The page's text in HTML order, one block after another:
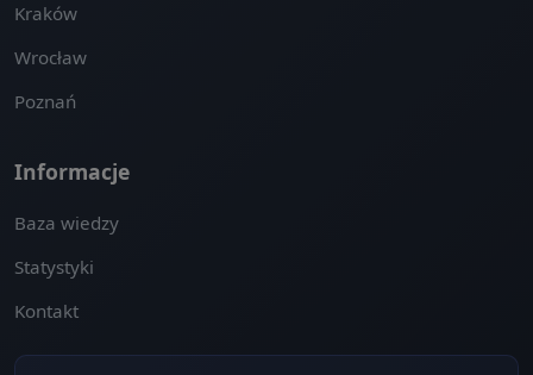
Kraków
Wrocław
Poznań
Informacje
Baza wiedzy
Statystyki
Kontakt